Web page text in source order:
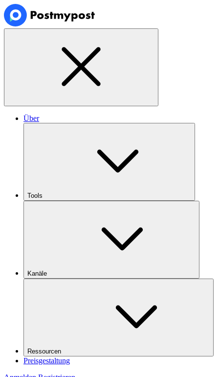
Über
Tools
Kanäle
Ressourcen
Preisgestaltung